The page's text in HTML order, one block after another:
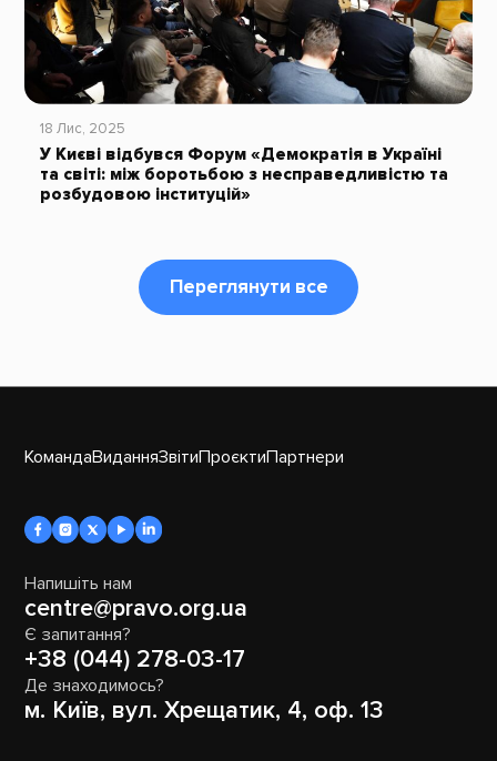
18 Лис, 2025
У Києві відбувся Форум «Демократія в Україні
та світі: між боротьбою з несправедливістю та
розбудовою інституцій»
Переглянути все
КомандаВиданняЗвітиПроєктиПартнери
Напишіть нам
centre@pravo.org.ua
Є запитання?
+38 (044) 278-03-17
Де знаходимось?
м. Київ, вул. Хрещатик, 4, оф. 13